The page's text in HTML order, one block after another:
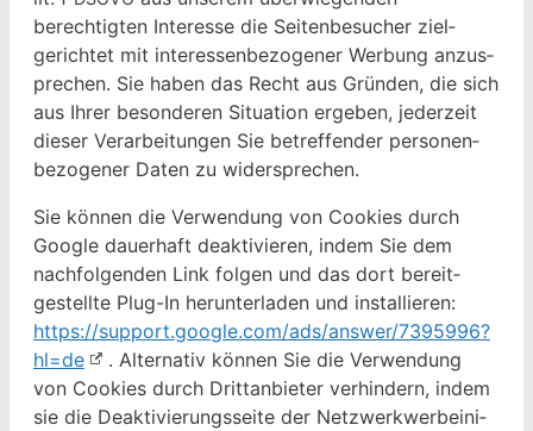
berechtigten Inter­esse die Seit­enbe­such­er ziel­
gerichtet mit inter­essen­be­zo­gen­er Wer­bung anzus­
prechen. Sie haben das Recht aus Grün­den, die sich
aus Ihrer beson­deren Sit­u­a­tion ergeben, jed­erzeit
dieser Ver­ar­beitun­gen Sie betr­e­f­fend­er per­so­n­en­
be­zo­gen­er Dat­en zu widersprechen.
Sie kön­nen die Ver­wen­dung von Cook­ies durch
Google dauer­haft deak­tivieren, indem Sie dem
nach­fol­gen­den Link fol­gen und das dort bere­it­
gestellte Plug-In herun­ter­laden und instal­lieren:
https://support.google.com/ads/answer/7395996?
hl=de
. Alter­na­tiv kön­nen Sie die Ver­wen­dung
von Cook­ies durch Drit­tan­bi­eter ver­hin­dern, indem
sie die Deak­tivierungs­seite der Net­zw­erk­wer­beini­